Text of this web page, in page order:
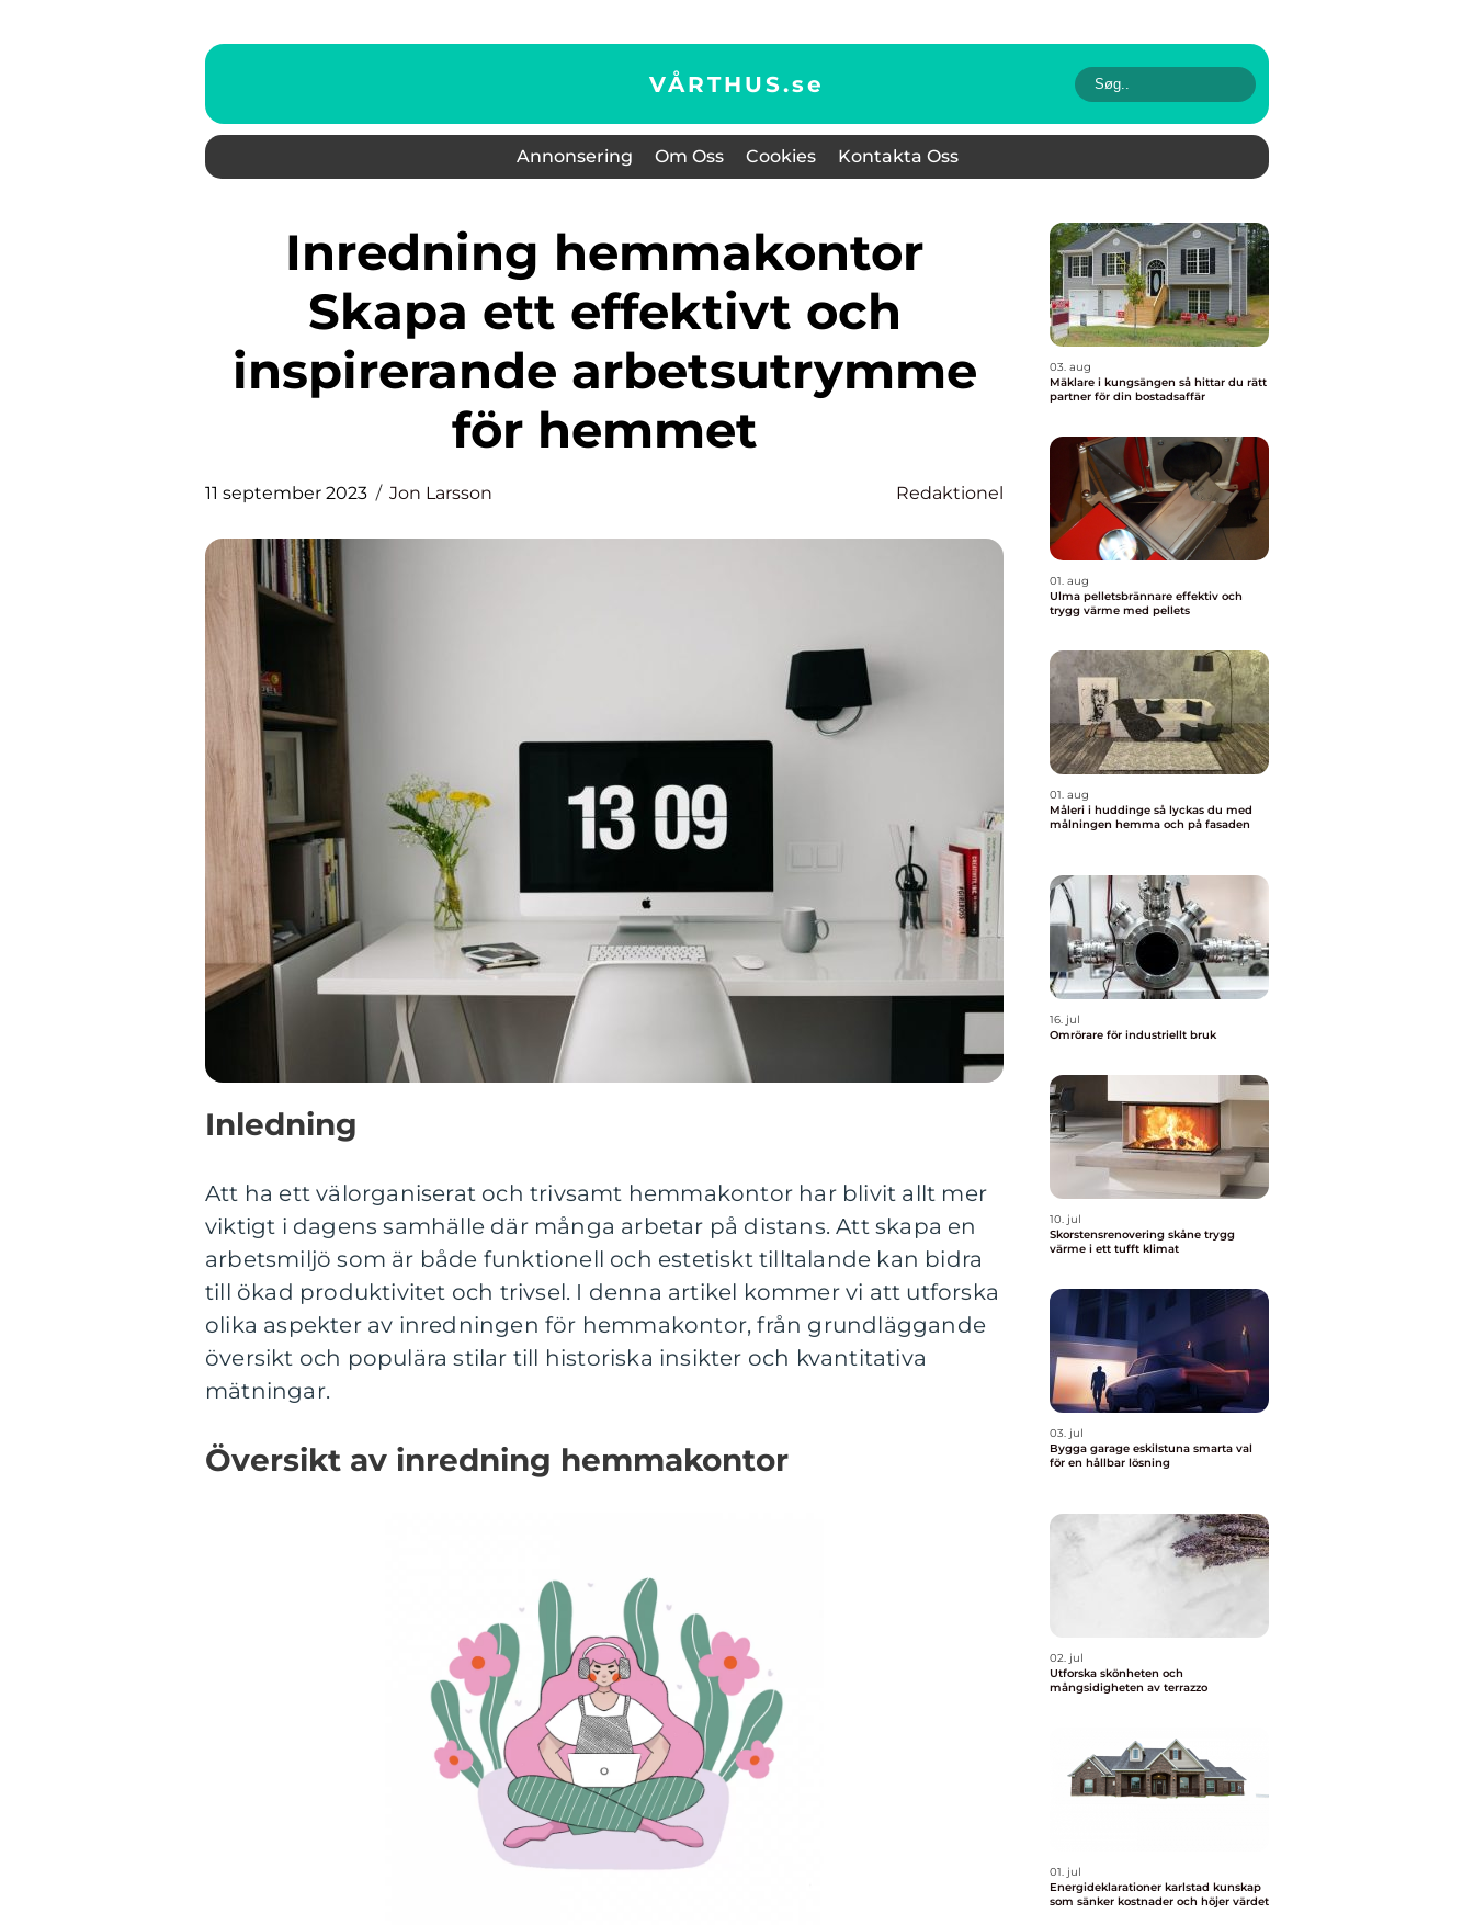
VÅRTHUS.se
Annonsering Om Oss Cookies Kontakta Oss
Inredning hemmakontor
Skapa ett effektivt och
inspirerande arbetsutrymme
för hemmet
11 september 2023 Jon Larsson Redaktionel
Inledning
Att ha ett välorganiserat och trivsamt hemmakontor har blivit allt mer
viktigt i dagens samhälle där många arbetar på distans. Att skapa en
arbetsmiljö som är både funktionell och estetiskt tilltalande kan bidra
till ökad produktivitet och trivsel. I denna artikel kommer vi att utforska
olika aspekter av inredningen för hemmakontor, från grundläggande
översikt och populära stilar till historiska insikter och kvantitativa
mätningar.
Översikt av inredning hemmakontor
03. aug
Mäklare i kungsängen så hittar du rätt
partner för din bostadsaffär
01. aug
Ulma pelletsbrännare effektiv och
trygg värme med pellets
01. aug
Måleri i huddinge så lyckas du med
målningen hemma och på fasaden
16. jul
Omrörare för industriellt bruk
10. jul
Skorstensrenovering skåne trygg
värme i ett tufft klimat
03. jul
Bygga garage eskilstuna smarta val
för en hållbar lösning
02. jul
Utforska skönheten och
mångsidigheten av terrazzo
01. jul
Energideklarationer karlstad kunskap
som sänker kostnader och höjer värdet